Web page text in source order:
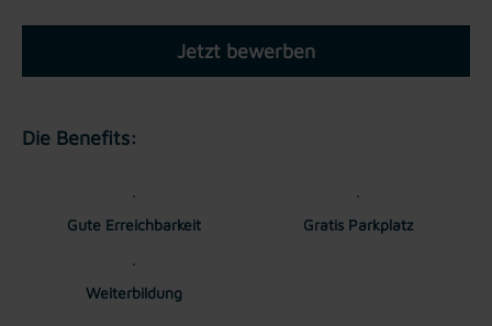
Jetzt bewerben
Die Benefits:
Gute Erreichbarkeit Gratis Parkplatz
Weiterbildung